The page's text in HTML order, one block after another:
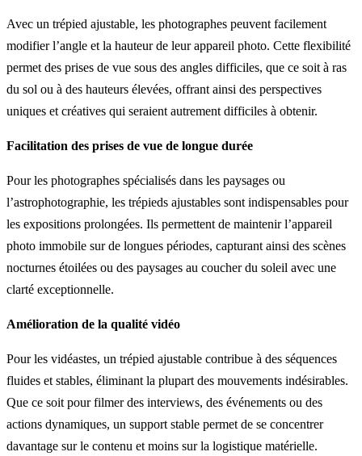
Avec un trépied ajustable, les photographes peuvent facilement
modifier l’angle et la hauteur de leur appareil photo. Cette flexibilité
permet des prises de vue sous des angles difficiles, que ce soit à ras
du sol ou à des hauteurs élevées, offrant ainsi des perspectives
uniques et créatives qui seraient autrement difficiles à obtenir.
Facilitation des prises de vue de longue durée
Pour les photographes spécialisés dans les paysages ou
l’astrophotographie, les trépieds ajustables sont indispensables pour
les expositions prolongées. Ils permettent de maintenir l’appareil
photo immobile sur de longues périodes, capturant ainsi des scènes
nocturnes étoilées ou des paysages au coucher du soleil avec une
clarté exceptionnelle.
Amélioration de la qualité vidéo
Pour les vidéastes, un trépied ajustable contribue à des séquences
fluides et stables, éliminant la plupart des mouvements indésirables.
Que ce soit pour filmer des interviews, des événements ou des
actions dynamiques, un support stable permet de se concentrer
davantage sur le contenu et moins sur la logistique matérielle.